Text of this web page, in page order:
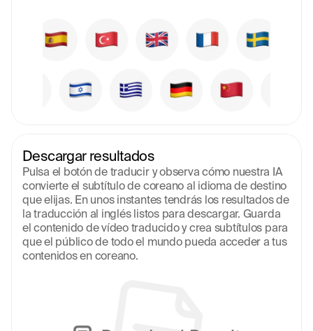
Descargar resultados
Pulsa el botón de traducir y observa cómo nuestra IA
convierte el subtítulo de coreano al idioma de destino
que elijas. En unos instantes tendrás los resultados de
la traducción al inglés listos para descargar. Guarda
el contenido de vídeo traducido y crea subtítulos para
que el público de todo el mundo pueda acceder a tus
contenidos en coreano.